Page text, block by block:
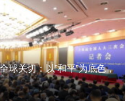
球关切：以”和平”为底色，